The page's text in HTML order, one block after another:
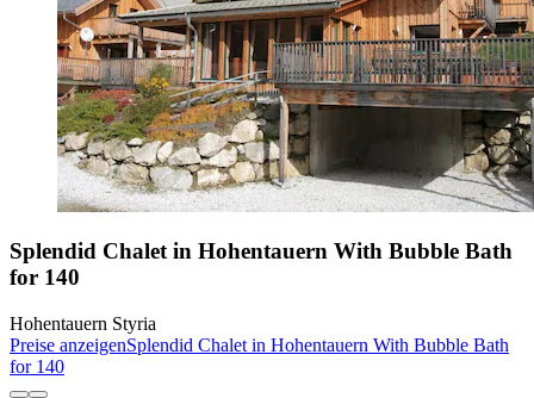
Splendid Chalet in Hohentauern With Bubble Bath
for 140
Hohentauern Styria
Preise anzeigenSplendid Chalet in Hohentauern With Bubble Bath
for 140